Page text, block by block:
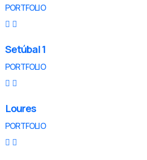
PORTFOLIO
Setúbal 1
PORTFOLIO
Loures
PORTFOLIO